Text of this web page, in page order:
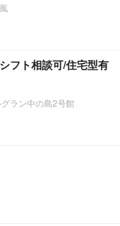
フト相談可/住宅型有
ラン中の島2号館